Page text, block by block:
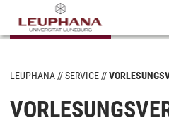
LEUPHANA SERVICE